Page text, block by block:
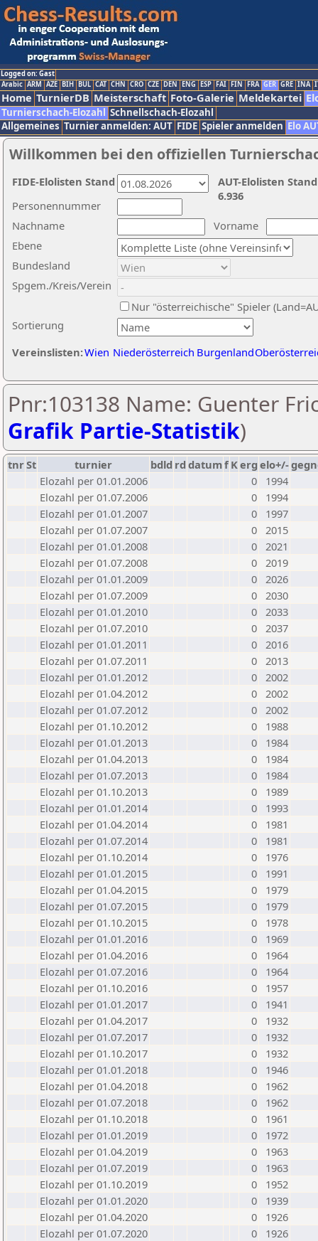
Logged on: Gast
Arabic ARM AZE BIH BUL CAT CHN CRO CZE DEN ENG ESP FAI FIN FRA GER GRE INA
Home TurnierDB Meisterschaft Foto-Galerie Meldekartei
Turnierschach-Elozahl Schnellschach-Elozahl
Allgemeines Turnier anmelden: AUT FIDE Spieler anmelden Elo
Willkommen bei den offiziellen
Nachname
Vorname
Ebene
Sortierung
Personennummer
Bundesland
Spgem./Kreis/Verein
Nur "österreichische" Spieler
Vereinslisten:Wien Niederösterreich Burgenland
AUT-Elolisten
6.936
FIDE-Elolisten Stand
Pnr:103138 Name: Guenter
Grafik Partie-Statistik)
tnrSt turnier bdld rd datumf Kerg elo+/-
Elozahl per 01.01.2006
0
1994
Elozahl per 01.07.2006
0
1994
Elozahl per 01.01.2007
0
1997
Elozahl per 01.07.2007
0 2015
Elozahl per 01.01.2008
0 2021
Elozahl per 01.07.2008
0 2019
Elozahl per 01.01.2009
0 2026
Elozahl per 01.07.2009
0 2030
Elozahl per 01.01.2010
0 2033
Elozahl per 01.07.2010
0 2037
Elozahl per 01.01.2011
0 2016
Elozahl per 01.07.2011
0 2013
Elozahl per 01.01.2012
0 2002
Elozahl per 01.04.2012
0 2002
Elozahl per 01.07.2012
0 2002
Elozahl per 01.10.2012
0
1988
Elozahl per 01.01.2013
0
1984
Elozahl per 01.04.2013
0
1984
Elozahl per 01.07.2013
0
1984
Elozahl per 01.10.2013
0
1989
Elozahl per 01.01.2014
0
1993
Elozahl per 01.04.2014
0
1981
Elozahl per 01.07.2014
0
1981
Elozahl per 01.10.2014
0
1976
Elozahl per 01.01.2015
0
1991
Elozahl per 01.04.2015
0
1979
Elozahl per 01.07.2015
0
1979
Elozahl per 01.10.2015
0
1978
Elozahl per 01.01.2016
0
1969
Elozahl per 01.04.2016
0
1964
Elozahl per 01.07.2016
0
1964
Elozahl per 01.10.2016
0
1957
Elozahl per 01.01.2017
0
1941
Elozahl per 01.04.2017
0
1932
Elozahl per 01.07.2017
0
1932
Elozahl per 01.10.2017
0
1932
Elozahl per 01.01.2018
0
1946
Elozahl per 01.04.2018
0
1962
Elozahl per 01.07.2018
0
1962
Elozahl per 01.10.2018
0
1961
Elozahl per 01.01.2019
0
1972
Elozahl per 01.04.2019
0
1963
Elozahl per 01.07.2019
0
1963
Elozahl per 01.10.2019
0
1952
Elozahl per 01.01.2020
0
1939
Elozahl per 01.04.2020
0
1926
Elozahl per 01.07.2020
0
1926